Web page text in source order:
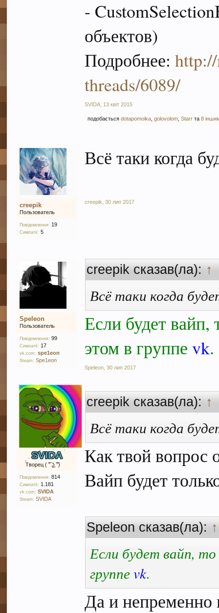
-
объектов)
Подробнее:
threads/6089/
SVIDA 13 квіт 2015
подобаєтьсяdotapomoika ,golovolom ,Starr та8
creepik
Пользователь
Повідомлення: 19
Симпатії: 5
Всё таки когда
creepik ,30 лип 2017
Speleon
Пользователь
Повідомлення: 99
Симпатії: 17
vk.com: spe1eon
Steam: Spe1eon
creepik сказав(ла):↑
Всё таки когда
Если будет
этом в группе vk.
Speleon ,30 лип 2017
SVIDA
Творец ( ͡° ͜ʖ ͡°)
Повідомлення: 814
Симпатії: 1.181
vk.com: SVIDA
Steam: SVIDA
creepik сказав(ла):↑
Всё таки когда
Как твой вопрос
Вайп будет
Speleon сказав(ла):↑
Если будет вайп,
группеvk.
Да и непременно